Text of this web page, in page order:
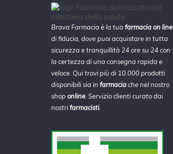
Brava Farmacia è la tua farmacia on line
di fiducia, dove puoi acquistare in tutta
sicurezza e tranquillità 24 ore su 24 con
la certezza di una consegna rapida e
veloce. Qui trovi più di 10.000 prodotti
disponibili sia in farmaciache nel nostro
shoponline . Servizio clienti curato dai
nostrifarmacisti